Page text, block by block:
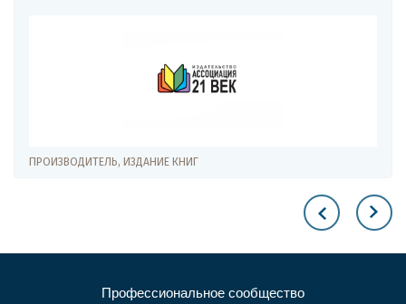
ПРОИЗВОДИТЕЛЬ, ИЗДАНИЕ КНИГ
Профессиональное сообщество